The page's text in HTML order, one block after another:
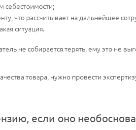
себестоимости;
что рассчитывает на дальнейшее
ситуация.
не собирается терять, ему это не
товара, нужно провести
если оно